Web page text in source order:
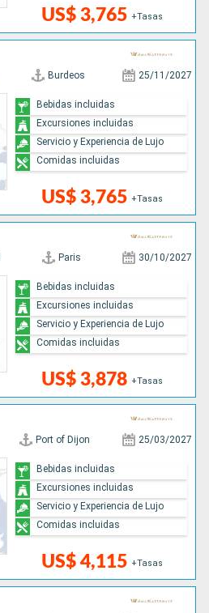
US$ 3,765 +Tasas
Burdeos 25/11/2027
US$ 3,765 +Tasas
Bebidas incluidas
Excursiones incluidas
Servicio y Experiencia de Lujo
Comidas incluidas
Paris 30/10/2027
US$ 3,878 +Tasas
Bebidas incluidas
Excursiones incluidas
Servicio y Experiencia de Lujo
Comidas incluidas
Port of Dijon 25/03/2027
US$ 4,115 +Tasas
Bebidas incluidas
Excursiones incluidas
Servicio y Experiencia de Lujo
Comidas incluidas